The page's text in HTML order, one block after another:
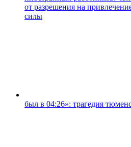
от разрешения на
силы
был в 04:26»: трагедия